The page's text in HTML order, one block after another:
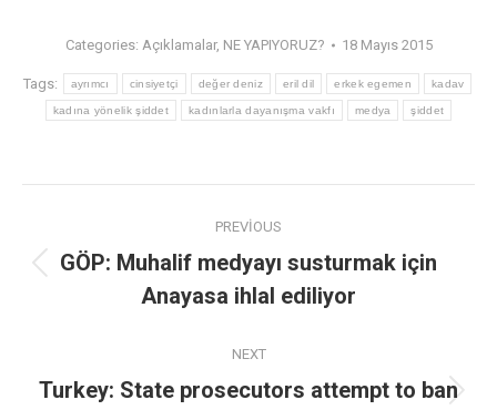
Categories: Açıklamalar, NE YAPIYORUZ? 18 Mayıs 2015
Tags: ayrımcı cinsiyetçi değer deniz eril dil erkek egemen kadav
kadına yönelik şiddet kadınlarla dayanışma vakfı medya şiddet
PREVIOUS
GÖP: Muhalif medyayı susturmak için
Anayasa ihlal ediliyor
NEXT
Turkey: State prosecutors attempt to ban